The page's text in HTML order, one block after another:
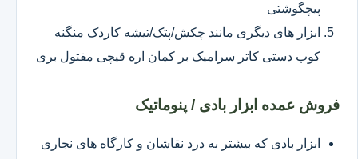
پیچگوشتی
ابزار های دیگری مانند چکش/پتک/تیشه کاردک منگنه
کوب دستی کاتر سرامیک بر کمان اره قیچی مفتول بری
فروش عمده ابزار بادی / پنوماتیک
ابزار بادی که بیشتر به درد نقاشان و کارگاه های نجاری